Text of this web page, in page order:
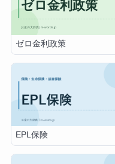
ゼロ金利政策
EPL保険